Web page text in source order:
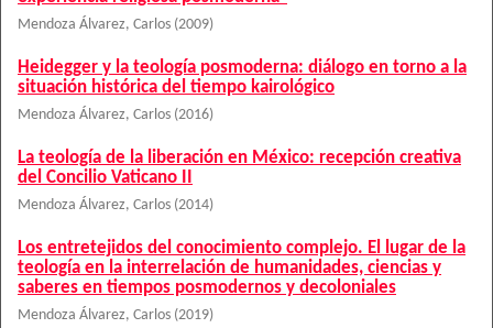
Mendoza Álvarez, Carlos (2009)
Heidegger y la teología posmoderna: diálogo en torno a la
situación histórica del tiempo kairológico
Mendoza Álvarez, Carlos (2016)
La teología de la liberación en México: recepción creativa
del Concilio Vaticano II
Mendoza Álvarez, Carlos (2014)
Los entretejidos del conocimiento complejo. El lugar de la
teología en la interrelación de humanidades, ciencias y
saberes en tiempos posmodernos y decoloniales
Mendoza Álvarez, Carlos (2019)